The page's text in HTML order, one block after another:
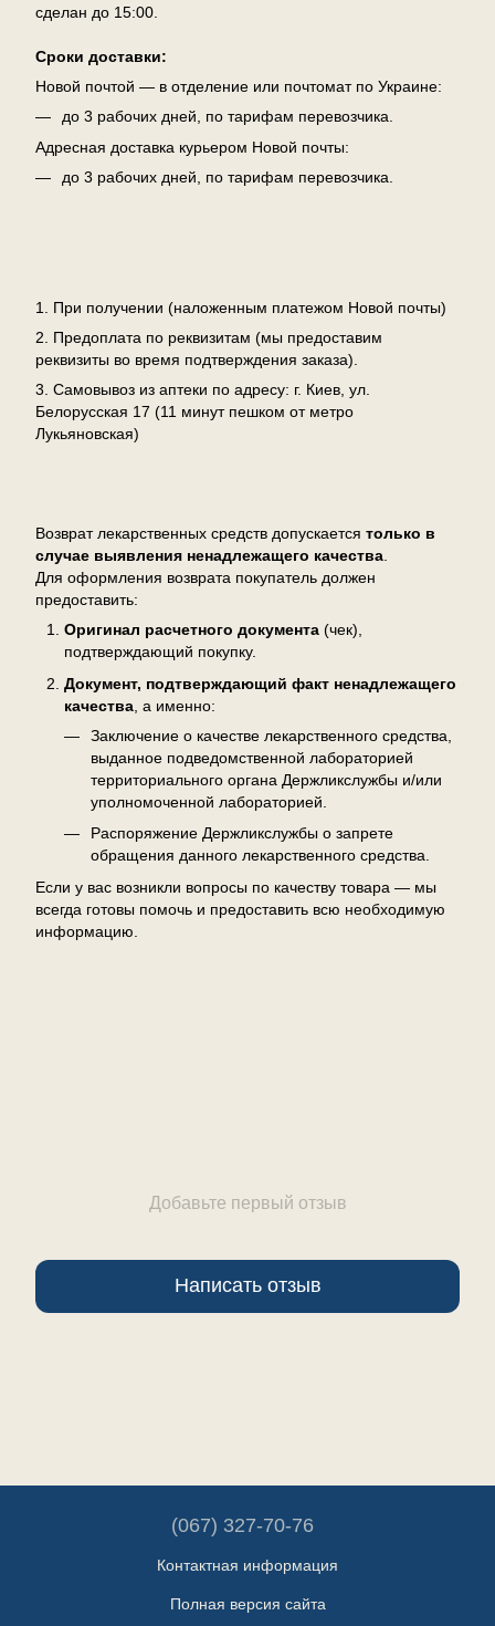
сделан до 15:00.
Сроки доставки:
Новой почтой — в отделение или почтомат по Украине:
до 3 рабочих дней, по тарифам перевозчика.
Адресная доставка курьером Новой почты:
до 3 рабочих дней, по тарифам перевозчика.
1. При получении (наложенным платежом Новой почты)
2. Предоплата по реквизитам (мы предоставим
реквизиты во время подтверждения заказа).
3. Самовывоз из аптеки по адресу: г. Киев, ул.
Белорусская 17 (11 минут пешком от метро
Лукьяновская)
Возврат лекарственных средств допускается только в
случае выявления ненадлежащего качества.
Для оформления возврата покупатель должен
предоставить:
Оригинал расчетного документа (чек),
подтверждающий покупку.
Документ, подтверждающий факт ненадлежащего
качества , а именно:
Заключение о качестве лекарственного средства,
выданное подведомственной лабораторией
территориального органа Держликслужбы и/или
уполномоченной лабораторией.
Распоряжение Держликслужбы о запрете
обращения данного лекарственного средства.
Если у вас возникли вопросы по качеству товара — мы
всегда готовы помочь и предоставить всю необходимую
информацию.
Добавьте первый отзыв
Написать отзыв
(067) 327-70-76
Контактная информация
Полная версия сайта